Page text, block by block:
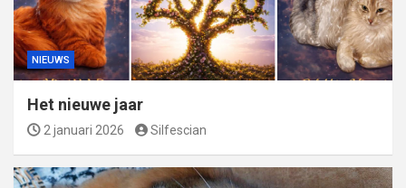
NIEUWS
Het nieuwe jaar
2 januari 2026 Silfescian